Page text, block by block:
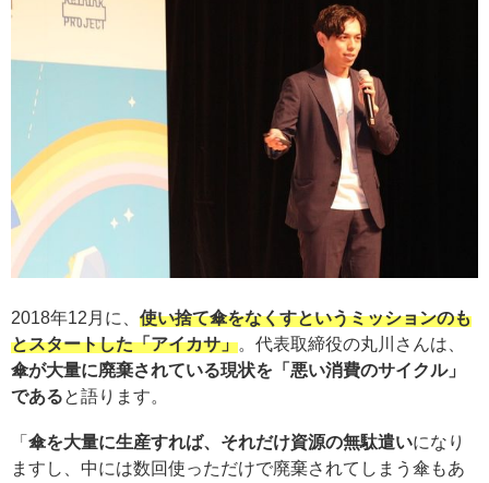
2018年12月に、 使い捨て傘をなくすというミッションのも
とスタートした「アイカサ」。代表取締役の丸川さんは、
傘が大量に廃棄されている現状を「悪い消費のサイクル」
であると語ります。
「 傘を大量に生産すれば、それだけ資源の無駄遣いになり
ますし、中には数回使っただけで廃棄されてしまう傘もあ